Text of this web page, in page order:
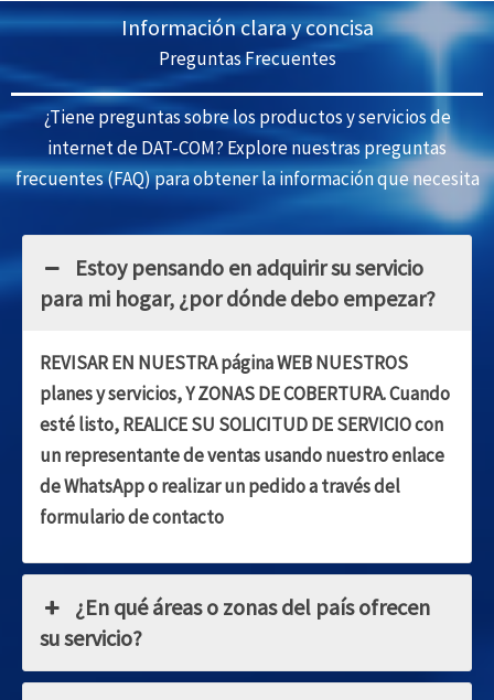
Información clara y concisa
Preguntas Frecuentes
¿Tiene preguntas sobre los productos y servicios de
internet de DAT-COM? Explore nuestras preguntas
frecuentes (FAQ) para obtener la información que necesita
Estoy pensando en adquirir su servicio
para mi hogar, ¿por dónde debo empezar?
REVISAR EN NUESTRA página WEB NUESTROS
planes y servicios, Y ZONAS DE COBERTURA. Cuando
esté listo, REALICE SU SOLICITUD DE SERVICIO con
un representante de ventas usando nuestro enlace
de WhatsApp o realizar un pedido a través del
formulario de contacto
¿En qué áreas o zonas del país ofrecen
su servicio?